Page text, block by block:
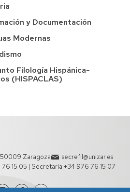
y Documentación
Modernas
Filología Hispánica-
(HISPACLAS)
50009 Zaragoza
secrefil@unizar.es
15 05 | Secretaría +34 976 76 15 07